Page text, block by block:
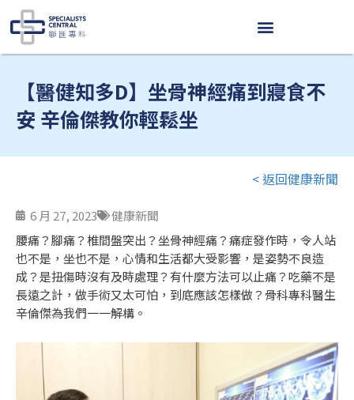
至
【醫健知多D】坐骨神經痛到寢食不
安 辛倫傑教你輕鬆坐
6 月 27, 2023 健康新聞
< 返回健康新聞
腰痛？腳痛？椎間盤突出？坐骨神經痛？痛症發作時，令人站
也不是，坐也不是，心情和生活都大受影響，是姿勢不良造
成？是扭傷時沒有及時處理？有什麼方法可以止痛？吃藥不是
長遠之計，做手術又太可怕，到底應該怎樣做？骨科專科醫生
辛倫傑為我們一一解構。